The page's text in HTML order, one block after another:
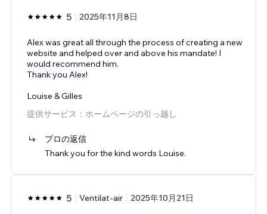
5 2025年11月8日
Alex was great all through the process of creating a new
website and helped over and above his mandate! I
would recommend him.
Thank you Alex!
Louise & Gilles
提供サービス：ホームページの引っ越し
プロの返信
Thank you for the kind words Louise.
5 Ventilat-air 2025年10月21日